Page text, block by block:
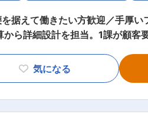
手厚いフォロー体制〜 ■業務内容 空調設備機器の
ら詳細設計を担当。1課が顧
条件や要求性能の明確化 ・空
作成 ・選定根拠や能力値をま
気になる